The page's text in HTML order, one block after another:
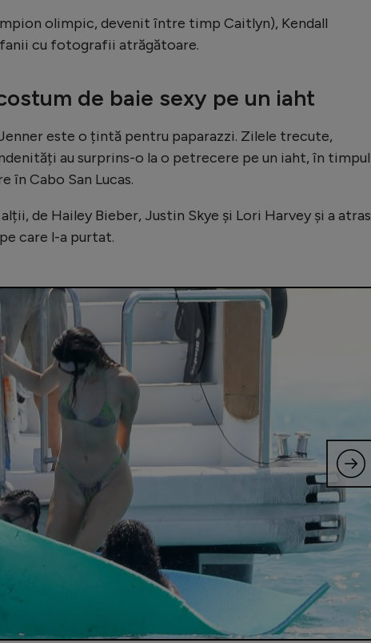
olimpic, devenit între timp Caitlyn), Kendall
cu fotografii atrăgătoare.
de baie sexy pe un iaht
este o țintă pentru paparazzi. Zilele trecute,
au surprins-o la o petrecere pe un iaht, în timpul
în Cabo San Lucas.
de Hailey Bieber, Justin Skye și Lori Harvey și a atras
care l-a purtat.